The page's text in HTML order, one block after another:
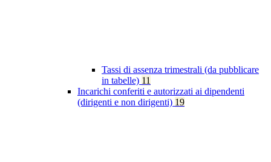
Tassi di assenza trimestrali (da pubblicare
in tabelle) 11
Incarichi conferiti e autorizzati ai dipendenti
(dirigenti e non dirigenti) 19